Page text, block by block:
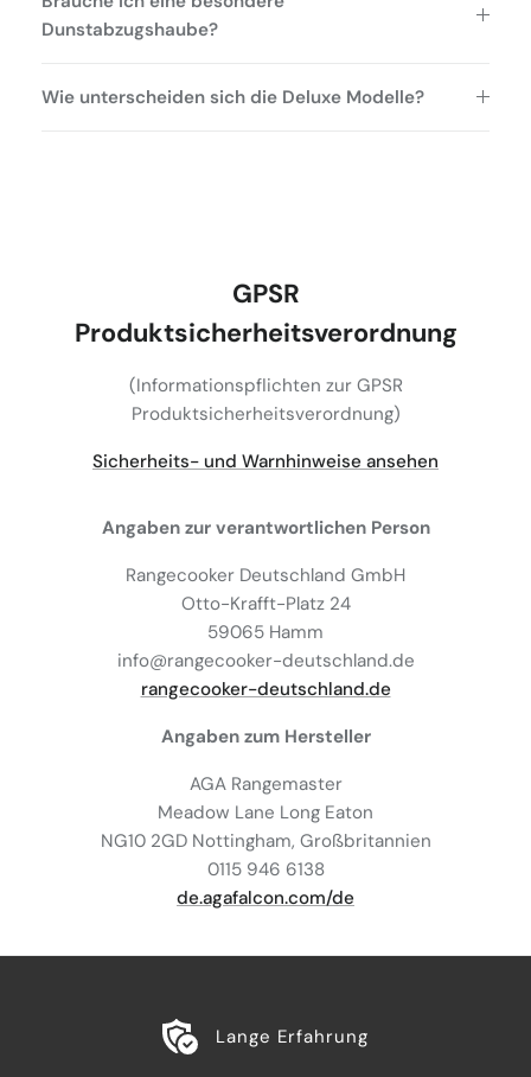
Dunstabzugshaube?
Wie unterscheiden sich die Deluxe Modelle?
GPSR
Produktsicherheitsverordnung
(Informationspflichten zur GPSR
Produktsicherheitsverordnung)
Sicherheits- und Warnhinweise ansehen
Angaben zur verantwortlichen Person
Rangecooker Deutschland GmbH
Otto-Krafft-Platz 24
59065 Hamm
info@rangecooker-deutschland.de
rangecooker-deutschland.de
Angaben zum Hersteller
AGA Rangemaster
Meadow Lane Long Eaton
NG10 2GD Nottingham, Großbritannien
0115 946 6138
de.agafalcon.com/de
Lange Erfahrung